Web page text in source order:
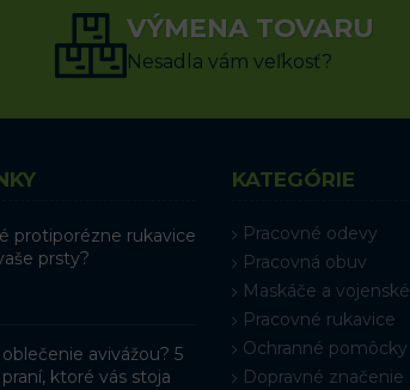
14.34€ s DPH
VÝBER MOŽNOSTÍ
VÝMENA TOVARU
Nesadla vám veľkosť?
protiporézne rukavice
prsty?
avivážou? 5
ktoré vás stoja
KATEGÓRIE
Pracovné odevy
Pracovná obuv
Maskáče a vojenské
Pracovné rukavice
Ochranné pomôcky
Dopravné značenie